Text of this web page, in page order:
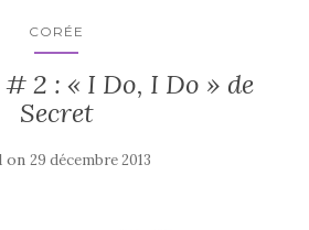
CORÉE
2 : « I Do, I Do » de
Secret
on 29 décembre 2013